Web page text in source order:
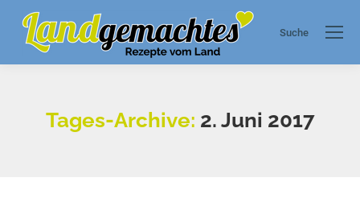
Search:
Suche
Tages-Archive: 2. Juni 2017